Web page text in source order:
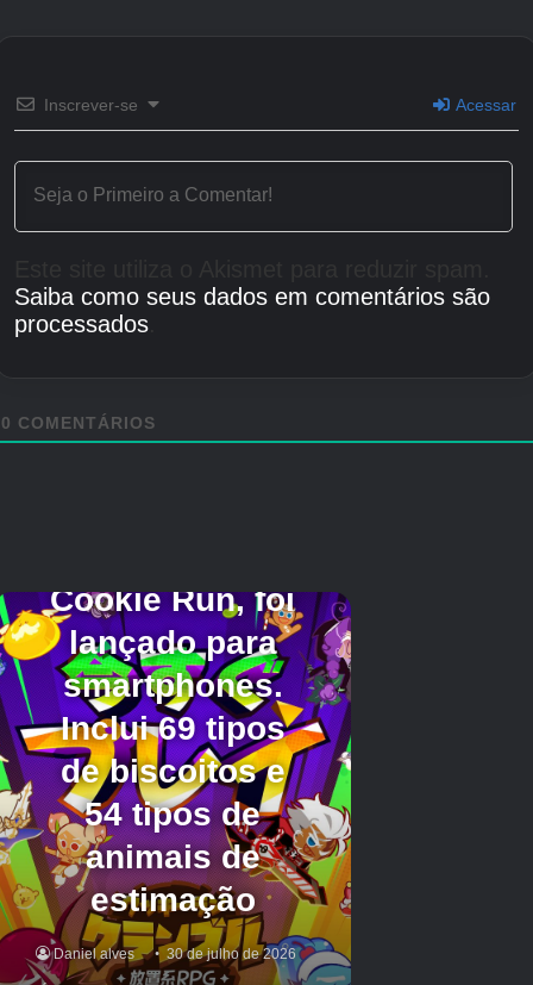
Inscrever-se Acessar
Saiba como seus dados em comentários são
processados.
0 COMENTÁRIOS